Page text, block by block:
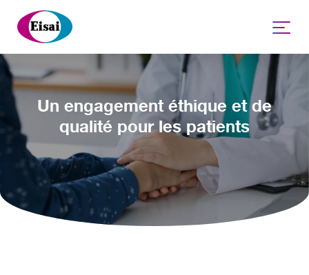
Nous connaître
Aires thérapeutiques
Recherche & Développement
Engagements
Carrières
Un engagement éthique et de
qualité pour les patients